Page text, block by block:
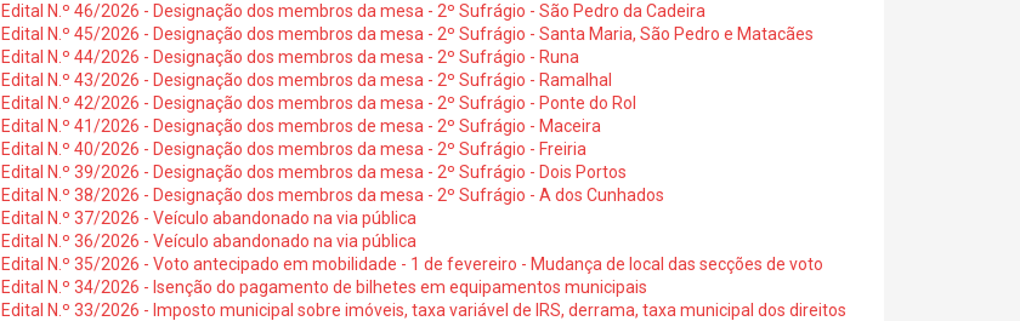
Edital N.º 46/2026 - Designação dos membros da mesa - 2º Sufrágio - São Pedro da Cadeira
Edital N.º 45/2026 - Designação dos membros da mesa - 2º Sufrágio - Santa Maria, São Pedro e Matacães
Edital N.º 44/2026 - Designação dos membros da mesa - 2º Sufrágio - Runa
Edital N.º 43/2026 - Designação dos membros da mesa - 2º Sufrágio - Ramalhal
Edital N.º 42/2026 - Designação dos membros da mesa - 2º Sufrágio - Ponte do Rol
Edital N.º 41/2026 - Designação dos membros de mesa - 2º Sufrágio - Maceira
Edital N.º 40/2026 - Designação dos membros da mesa - 2º Sufrágio - Freiria
Edital N.º 39/2026 - Designação dos membros da mesa - 2º Sufrágio - Dois Portos
Edital N.º 38/2026 - Designação dos membros da mesa - 2º Sufrágio - A dos Cunhados
Edital N.º 37/2026 - Veículo abandonado na via pública
Edital N.º 36/2026 - Veículo abandonado na via pública
Edital N.º 35/2026 - Voto antecipado em mobilidade - 1 de fevereiro - Mudança de local das secções de voto
Edital N.º 34/2026 - Isenção do pagamento de bilhetes em equipamentos municipais
Edital N.º 33/2026 - Imposto municipal sobre imóveis, taxa variável de IRS, derrama, taxa municipal dos direitos